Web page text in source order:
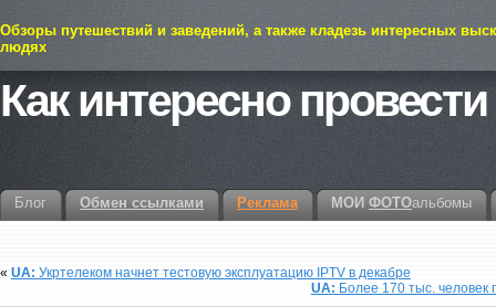
Обзоры путешествий и заведений, а также кладезь интересных
людях
Как интересно
Блог Обмен ссылками Реклама МОИ ФОТОальбомы
« UA: Укртелеком начнет тестовую эксплуатацию IPTV в декабре
UA: Более 170 тыс. человек